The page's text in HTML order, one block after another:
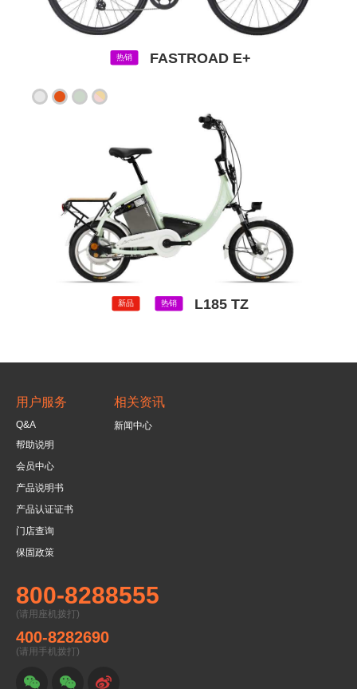
热销 FASTROAD E+
新品 热销 L185 TZ
用户服务
Q&A
帮助说明
会员中心
产品说明书
产品认证证书
门店查询
保固政策
相关资讯
新闻中心
800-8288555
(请用座机拨打)
400-8282690
(请用手机拨打)
  